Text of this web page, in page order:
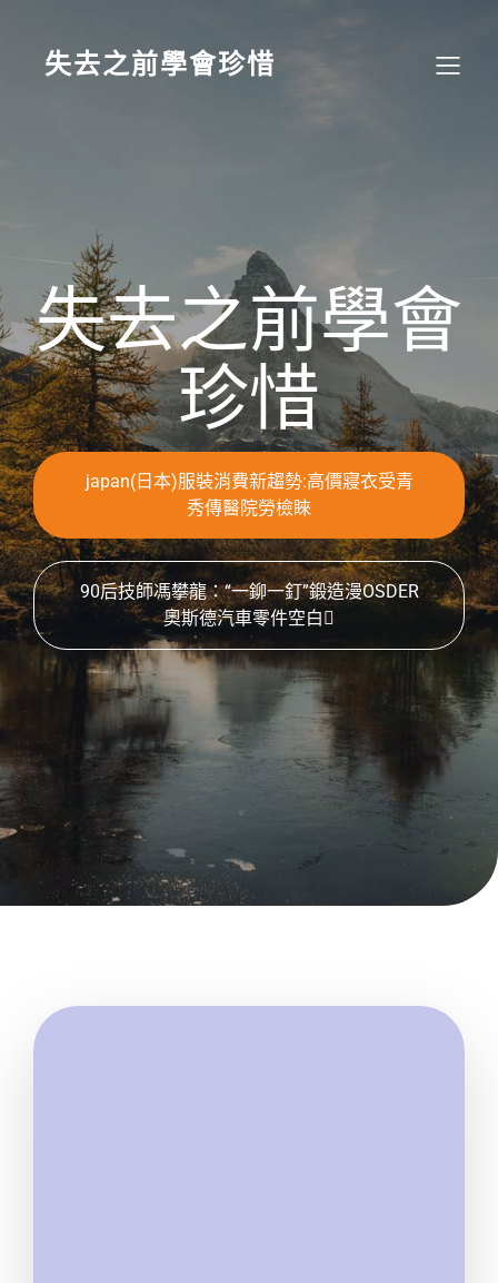
content
失去之前學會珍惜
失去之前學會
珍惜
japan(日本)服裝消費新趨勢:高價寢衣受青
秀傳醫院勞檢睞
90后技師馮攀龍：“一鉚一釘”鍛造漫OSDER
奧斯德汽車零件空白